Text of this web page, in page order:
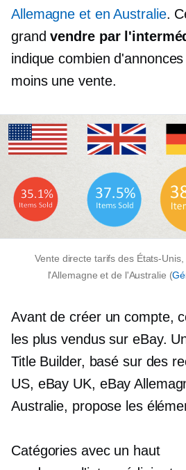
Allemagne et en Australie.
grandvendre par
indique combien
moins une vente.
Vente directe tarifs des États-
l'Allemagne et de l'Australie (
Avant de créer un compte,
les plus vendus sur eBay.
Title Builder, basé sur des
US, eBay UK, eBay
Australie, propose les
Catégories avec un haut